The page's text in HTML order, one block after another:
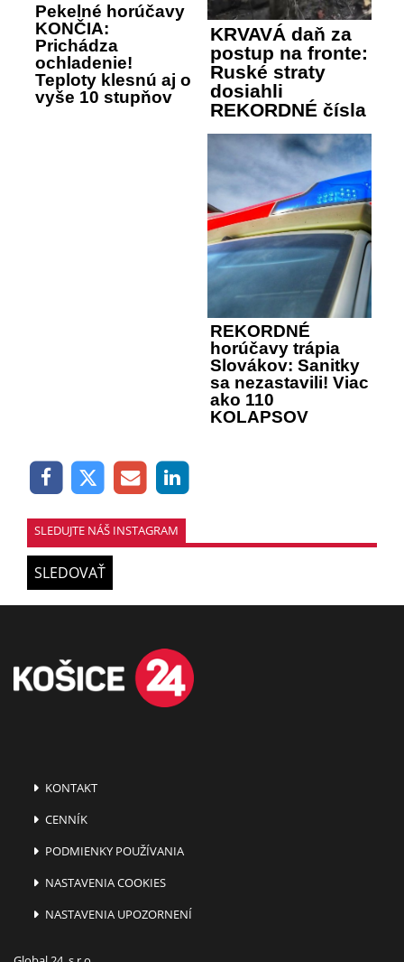
Pekelné horúčavy
KONČIA:
Prichádza
ochladenie!
Teploty klesnú aj o
vyše 10 stupňov
KRVAVÁ daň za
postup na fronte:
Ruské straty
dosiahli
REKORDNÉ čísla
REKORDNÉ
horúčavy trápia
Slovákov: Sanitky
sa nezastavili! Viac
ako 110
KOLAPSOV
SLEDUJTE NÁŠ INSTAGRAM
SLEDOVAŤ
KONTAKT
CENNÍK
PODMIENKY POUŽÍVANIA
NASTAVENIA COOKIES
NASTAVENIA UPOZORNENÍ